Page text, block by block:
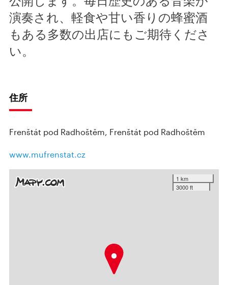
演奏され、軽食や甘い香りの蜂蜜酒
もある多数の出店にもご期待くださ
い。
住所
Frenštát pod Radhoštěm, Frenštát pod Radhoštěm
www.mufrenstat.cz
1 km
3000 ft